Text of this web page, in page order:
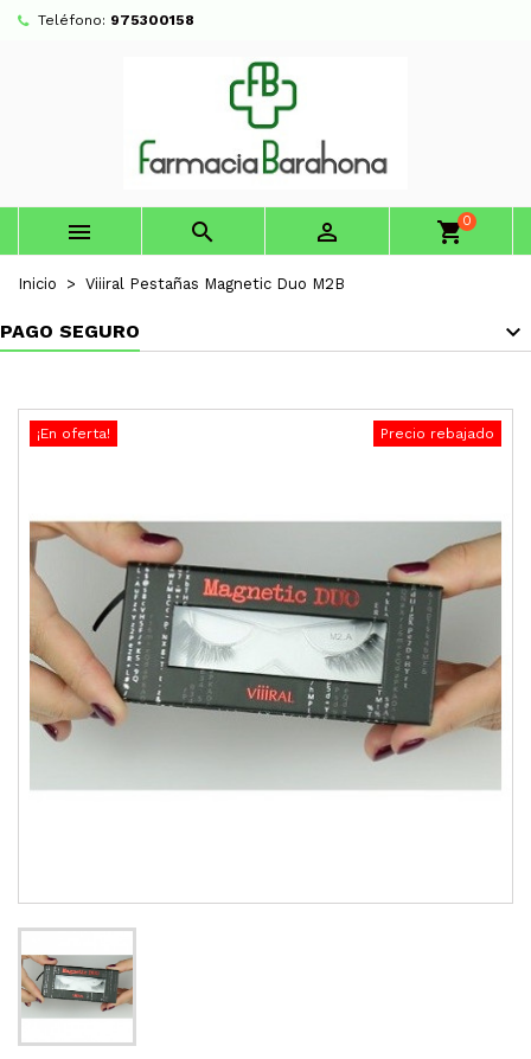
Teléfono: 975300158
   shopping_cart0
Inicio Viiiral Pestañas Magnetic Duo M2B
PAGO SEGURO
¡En oferta! Precio rebajado